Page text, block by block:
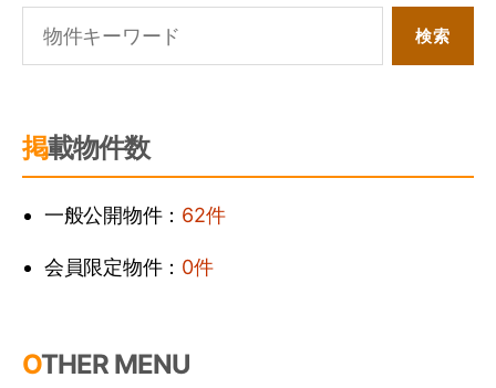
掲載物件数
一般公開物件： 62件
会員限定物件： 0件
OTHER MENU